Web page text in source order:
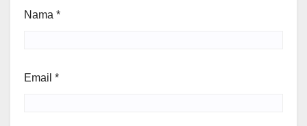
Nama *
Email *